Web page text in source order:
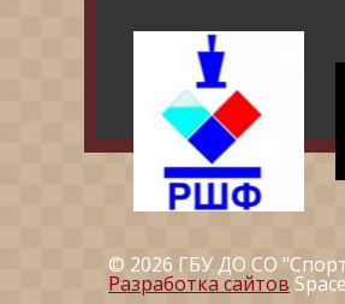
© 2026 ГБУ ДО СО
Разработка сайтов